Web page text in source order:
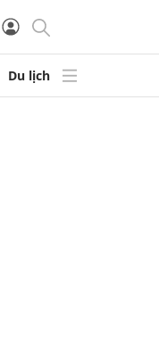
Du lịch